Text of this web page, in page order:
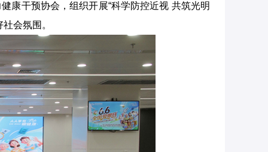
康干预协会，组织开展“科学防控近视 共筑光明
会氛围。